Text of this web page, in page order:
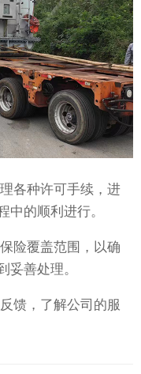
各种许可手续，进
中的顺利进行。
险覆盖范围，以确
妥善处理。
馈，了解公司的服